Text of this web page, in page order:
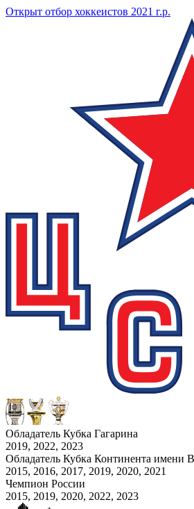
Открыт отбор хоккеистов 2021 г.р.
Обладатель Кубка Гагарина
2019, 2022, 2023
Обладатель Кубка Континента имени
2015, 2016, 2017, 2019, 2020, 2021
Чемпион России
2015, 2019, 2020, 2022, 2023